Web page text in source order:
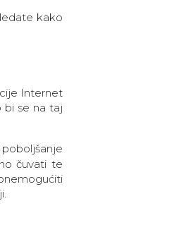
kako
Internet
bi se na taj
čuvati te